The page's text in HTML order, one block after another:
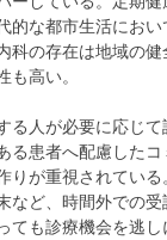
的な都市生活にお
科の存在は地域の
高い。
る人が必要に応じ
る患者へ配慮した
りが重視されてい
など、時間外での
ても診療機会を逃